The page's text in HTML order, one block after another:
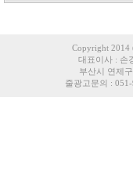
Copyright 2014
대표이사 : 손
부산시 연제
줄광고문의 :